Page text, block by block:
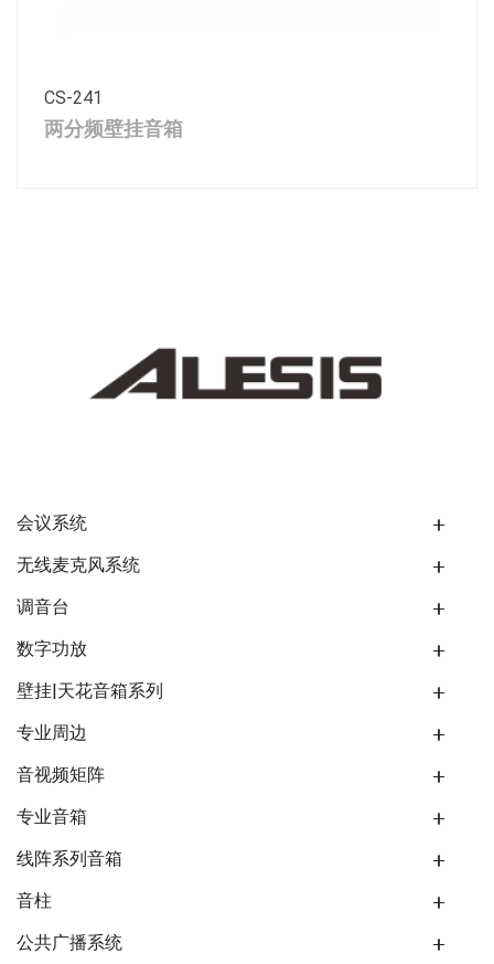
CS-241
两分频壁挂音箱
会议系统
无线麦克风系统
调音台
数字功放
壁挂|天花音箱系列
专业周边
音视频矩阵
专业音箱
线阵系列音箱
音柱
公共广播系统